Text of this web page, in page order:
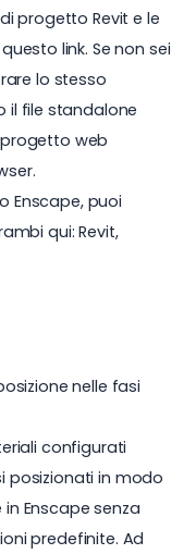
progetto Revit e le
link. Se non sei
lo stesso
il file standalone
web
Enscape, puoi
qui:Revit,
nelle fasi
configurati
posizionati in modo
Enscape senza
predefinite. Ad